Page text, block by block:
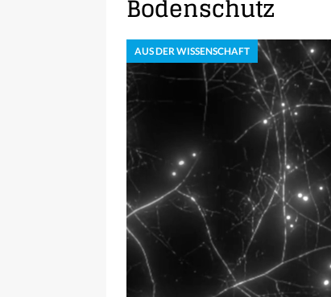
Bodenschutz
AUS DER WISSENSCHAFT